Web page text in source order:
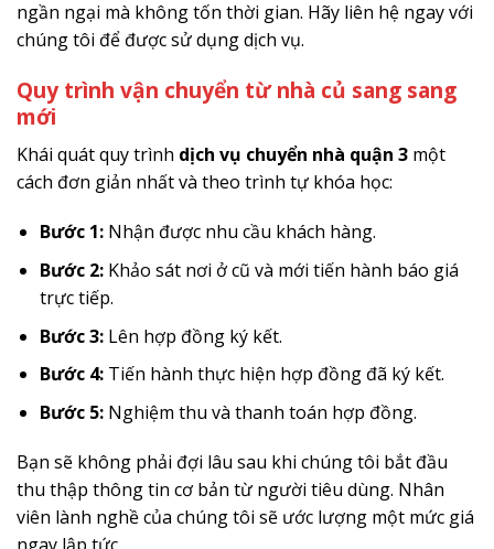
ngần ngại mà không tốn thời gian. Hãy liên hệ ngay với
chúng tôi để được sử dụng dịch vụ.
Quy trình vận chuyển từ nhà củ sang sang
mới
Khái quát quy trình dịch vụ chuyển nhà quận 3 một
cách đơn giản nhất và theo trình tự khóa học:
Bước 1:Nhận được nhu cầu khách hàng.
Bước 2:Khảo sát nơi ở cũ và mới tiến hành báo giá
trực tiếp.
Bước 3:Lên hợp đồng ký kết.
Bước 4:Tiến hành thực hiện hợp đồng đã ký kết.
Bước 5:Nghiệm thu và thanh toán hợp đồng.
Bạn sẽ không phải đợi lâu sau khi chúng tôi bắt đầu
thu thập thông tin cơ bản từ người tiêu dùng. Nhân
viên lành nghề của chúng tôi sẽ ước lượng một mức giá